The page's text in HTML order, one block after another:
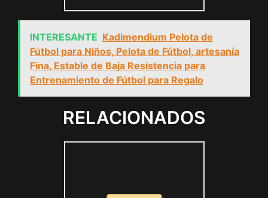
INTERESANTE Kadimendium Pelota de
Fútbol para Niños, Pelota de Fútbol, ​​artesanía
Fina, Estable de Baja Resistencia para
Entrenamiento de Fútbol para Regalo
RELACIONADOS